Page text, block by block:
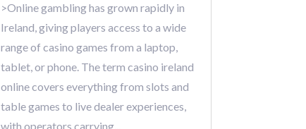
>Online gambling has grown rapidly in
Ireland, giving players access to a wide
range of casino games from a laptop,
tablet, or phone. The term casino ireland
online covers everything from slots and
table games to live dealer experiences,
with operators carrying...